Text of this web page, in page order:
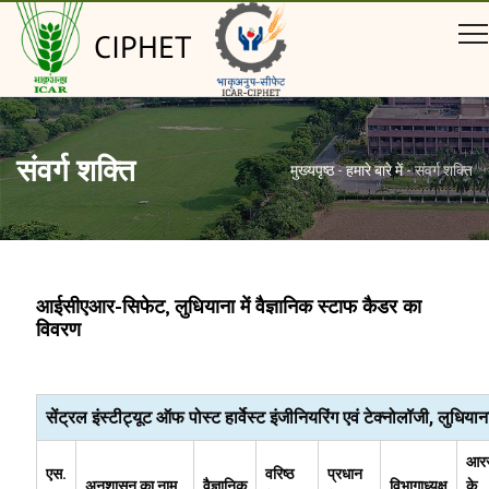
CIPHET
संवर्ग शक्ति मुख्यपृष्ठ-हमारे बारे में-संवर्ग शक्ति
आईसीएआर-सिफेट, लुधियाना में वैज्ञानिक स्टाफ कैडर का
विवरण
सेंट्रल इंस्टीट्यूट ऑफ पोस्ट हार्वेस्ट इंजीनियरिंग एवं टेक्नोलॉजी,
एस.
वरिष्ठ
प्रधान